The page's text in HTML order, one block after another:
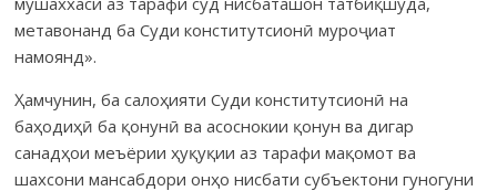
метавонанд ба Суди конститутсионӣ муроҷиат
намоянд».
Ҳамчунин, ба салоҳияти Суди конститутсионӣ на
баҳодиҳӣ ба қонунӣ ва асоснокии қонун ва дигар
санадҳои меъёрии ҳуқуқии аз тарафи мақомот ва
шахсони мансабдори онҳо нисбати субъектони гуногуни